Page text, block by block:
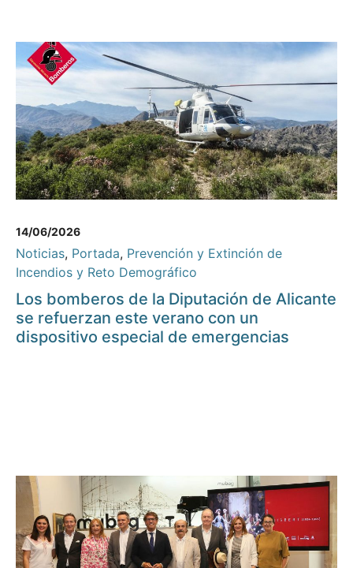
14/06/2026
Noticias, Portada, Prevención y Extinción de
Incendios y Reto Demográfico
Los bomberos de la Diputación de Alicante
se refuerzan este verano con un
dispositivo especial de emergencias